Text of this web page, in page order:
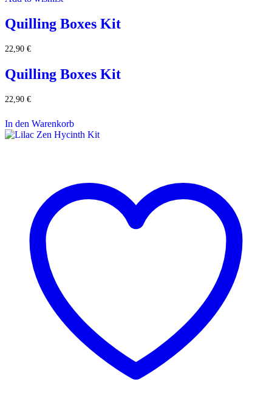
Quilling Boxes Kit
22,90 €
Quilling Boxes Kit
22,90 €
In den Warenkorb